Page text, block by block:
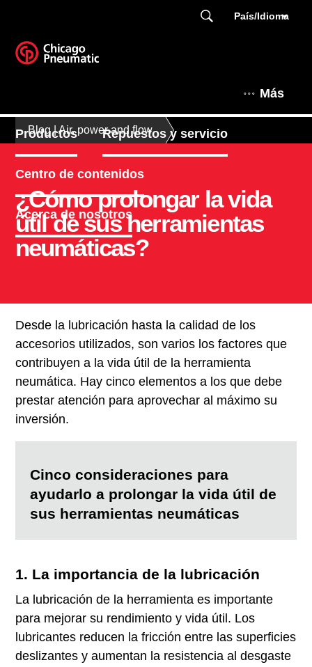
País/Idioma
Más
Productos Repuestos y servicio
Centro de contenidos
Acerca de nosotros
Blog | Air, power and flow
¿Cómo prolongar la vida
útil de sus herramientas
neumáticas?
Desde la lubricación hasta la calidad de los
accesorios utilizados, son varios los factores que
contribuyen a la vida útil de la herramienta
neumática. Hay cinco elementos a los que debe
prestar atención para aprovechar al máximo su
inversión.
Cinco consideraciones para
ayudarlo a prolongar la vida útil de
sus herramientas neumáticas
1. La importancia de la lubricación
La lubricación de la herramienta es importante
para mejorar su rendimiento y vida útil. Los
lubricantes reducen la fricción entre las superficies
deslizantes y aumentan la resistencia al desgaste